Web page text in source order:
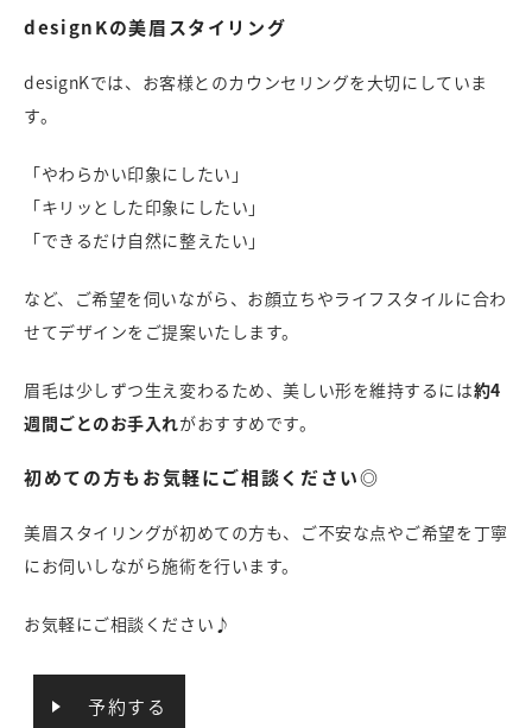
designKの美眉スタイリング
designKでは、お客様とのカウンセリングを大切にしていま
す。
「やわらかい印象にしたい」
「キリッとした印象にしたい」
「できるだけ自然に整えたい」
など、ご希望を伺いながら、お顔立ちやライフスタイルに合わ
せてデザインをご提案いたします。
眉毛は少しずつ生え変わるため、美しい形を維持するには約4
週間ごとのお手入れがおすすめです。
初めての方もお気軽にご相談ください◎
美眉スタイリングが初めての方も、ご不安な点やご希望を丁寧
にお伺いしながら施術を行います。
お気軽にご相談ください♪
予約する